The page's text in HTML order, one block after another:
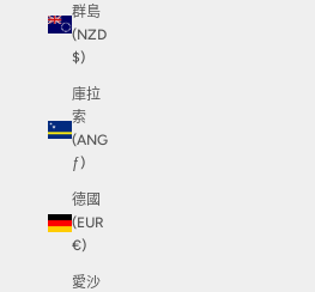
群島
(NZD
$)
庫拉
索
(ANG
ƒ)
德國
(EUR
€)
愛沙